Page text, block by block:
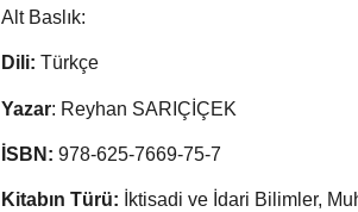
Alt Baslık:
Dili: Türkçe
Yazar: Reyhan SARIÇİÇEK
İSBN: 978-625-7669-75-7
Kitabın Türü: İktisadi ve İdari Bilimler,